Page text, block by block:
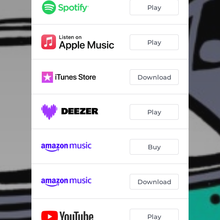
Sigo Andando em Frente 03:20
Cavaleiro das Trevas 03:26
De Todos os Tragos 03:27
Once Upon a Time Maria Emilia 03:32
Parabelo (feat. Maria Bia) 02:31
02:54
Os Espinhos da Cidade Nova 03:37
Play
Play
Download
Play
Buy
Download
Play